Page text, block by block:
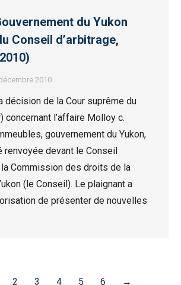
du Yukon
Conseil d’arbitrage,
2010
décision de la Cour suprême du
concernant l’affaire Molloy c.
gouvernement du Yukon,
renvoyée devant le Conseil
la Commission des droits de la
(le Conseil). Le plaignant a
de présenter de nouvelles
2 3 4 5 6 →